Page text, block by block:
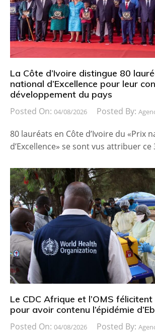
La Côte d’Ivoire distingue 80
national d’Excellence pour leur
développement du pays
Posted On: 04/08/2026 Posted By:
80 lauréats en Côte d’Ivoire du «Prix
d’Excellence» se sont vus attribuer ce
Le CDC Afrique et l’OMS félicitent
pour avoir contenu l’épidémie
Posted On: 04/08/2026 Posted By: